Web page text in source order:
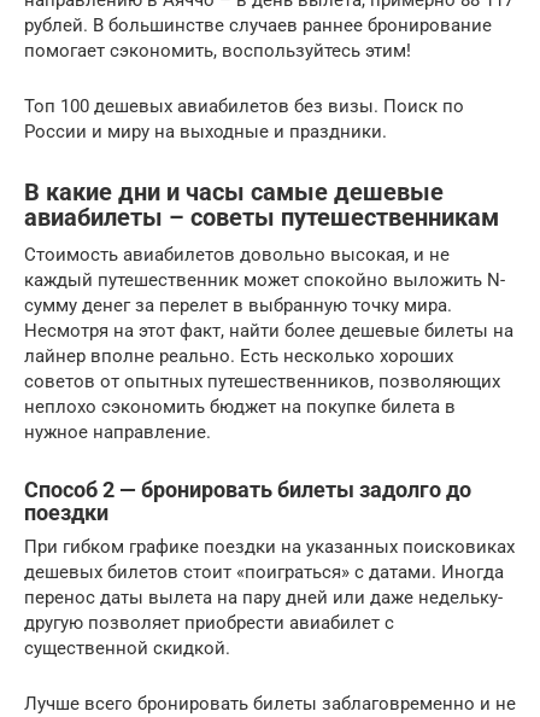
рублей. В большинстве случаев раннее бронирование
помогает сэкономить, воспользуйтесь этим!
Топ 100 дешевых авиабилетов без визы. Поиск по
России и миру на выходные и праздники.
В какие дни и часы самые дешевые
авиабилеты – советы путешественникам
Стоимость авиабилетов довольно высокая, и не
каждый путешественник может спокойно выложить N-
сумму денег за перелет в выбранную точку мира.
Несмотря на этот факт, найти более дешевые билеты на
лайнер вполне реально. Есть несколько хороших
советов от опытных путешественников, позволяющих
неплохо сэкономить бюджет на покупке билета в
нужное направление.
Способ 2 — бронировать билеты задолго до
поездки
При гибком графике поездки на указанных поисковиках
дешевых билетов стоит «поиграться» с датами. Иногда
перенос даты вылета на пару дней или даже недельку-
другую позволяет приобрести авиабилет с
существенной скидкой.
Лучше всего бронировать билеты заблаговременно и не